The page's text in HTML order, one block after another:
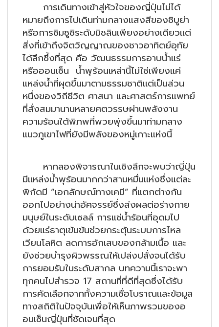
การเดินทางเข้าสู่หัวใจของญี่ปุ่นไม่ได้
หมายถึงการไปเดินท่ามกลางแสงสีของชิบูย่า
หรือการชิมซูชิระดับมิชลินเพียงอย่างเดียวแต่
สิ่งที่เข้าถึงจิตวิญญาณของชาวอาทิตย์อุทัย
ได้ลึกซึ้งที่สุด คือ วัฒนธรรมการอาบน้ำแร่
หรือออนเซ็น น้ำพุร้อนเหล่านี้ไม่ใช่เพียงแค่
แหล่งน้ำที่ผุดขึ้นมาตามธรรมชาติแต่เป็นส่วน
หนึ่งของวิถีชีวิต ศาสนา และศาสตร์การแพทย์
ที่สั่งสมมานานหลายศตวรรษผ่านพลังงาน
ความร้อนใต้พิภพที่พวยพุ่งขึ้นมาท่ามกลาง
แนวภูเขาไฟที่ยังมีพลังของหมู่เกาะแห่งนี้
หากลองพิจารณาในเชิงลึกจะพบว่าญี่ปุ่น
มีแหล่งน้ำพุร้อนมากกว่าสามหมื่นแห่งซึ่งแต่ละ
พิกัดมี “เอกลักษณ์ทางเคมี” ที่แตกต่างกัน
ออกไปอย่างน่าอัศจรรย์ซึ่งส่งผลต่อร่างกาย
มนุษย์ในระดับเซลล์ การแช่น้ำร้อนที่อุดมไป
ด้วยแร่ธาตุเข้มข้นช่วยกระตุ้นระบบการไหล
เวียนโลหิต ลดการอักเสบของกล้ามเนื้อ และ
ยังช่วยบำรุงผิวพรรณให้เปล่งปลั่งจนได้รับ
การยอมรับในระดับสากล บทความนี้เราจะพา
ทุกคนไปสำรวจ 17 สถานที่ที่ดีที่สุดซึ่งได้รับ
การคัดเลือกจากทั้งความเชื่อโบราณและข้อมูล
ทางสถิติในปัจจุบันเพื่อให้เห็นภาพรวมของอ
อนเซ็นญี่ปุ่นที่ชัดเจนที่สุด